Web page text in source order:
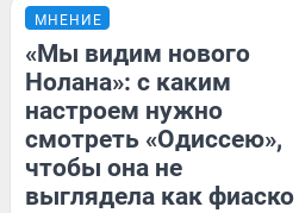
МНЕНИЕ
«Мы видим нового
Нолана»: с каким
настроем нужно
смотреть «Одиссею»,
чтобы она не
выглядела как фиаско